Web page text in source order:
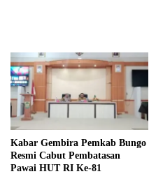
Kabar Gembira Pemkab Bungo
Resmi Cabut Pembatasan
Pawai HUT RI Ke-81